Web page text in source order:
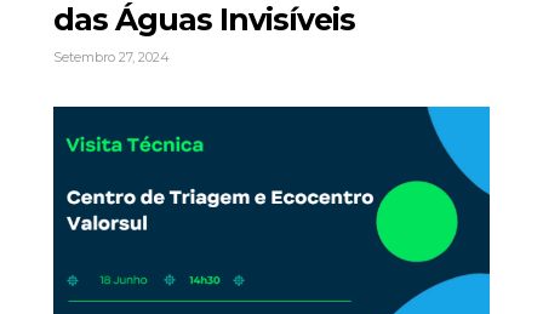
das Águas Invisíveis
Setembro 27, 2024